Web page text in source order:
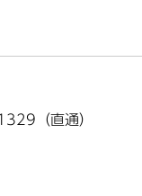
（直通）